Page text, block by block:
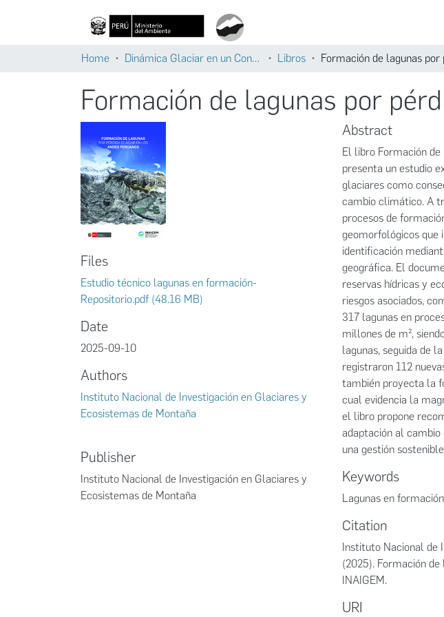
Home Dinámica Glaciar en un Contexto de Cambio Climático Libros
Formación de lagunas por
Files
Estudio técnico lagunas en formación-
Repositorio.pdf (48.16 MB)
Date
2025-09-10
Authors
Instituto Nacional de Investigación en Glaciares y
Ecosistemas de Montaña
Publisher
Instituto Nacional de Investigación en Glaciares y
Ecosistemas de Montaña
Abstract
El libro Formación
presenta un estudio
glaciares como
cambio climático. A
procesos de
geomorfológicos que
identificación
geográfica. El
reservas hídricas y
riesgos asociados,
317 lagunas en
millones de m²,
lagunas, seguida de
registraron 112
también proyecta la
cual evidencia la
el libro propone
adaptación al
una gestión
Keywords
Lagunas en formación
Citation
Instituto Nacional de
(2025). Formación
INAIGEM.
URI